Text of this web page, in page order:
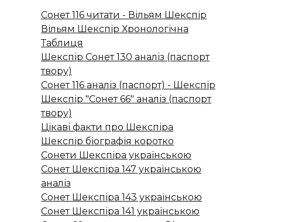
Сонет 116 читати - Вільям Шекспір
Вільям Шекспір ​​Хронологічна
Таблиця
Шекспір Сонет 130 аналіз (паспорт
твору)
Сонет 116 аналіз (паспорт) - Шекспір
Шекспір "Сонет 66" аналіз (паспорт
твору)
Цікаві факти про Шекспіра
Шекспір біографія коротко
Сонети Шекспіра українською
Сонет Шекспіра 147 українською
аналіз
Сонет Шекспіра 143 українською
Сонет Шекспіра 141 українською